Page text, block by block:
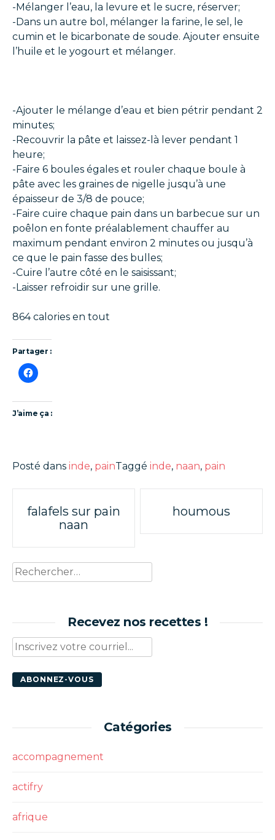
-Mélanger l’eau, la levure et le sucre, réserver;
-Dans un autre bol, mélanger la farine, le sel, le
cumin et le bicarbonate de soude. Ajouter ensuite
l’huile et le yogourt et mélanger.
-Ajouter le mélange d’eau et bien pétrir pendant 2
minutes;
-Recouvrir la pâte et laissez-là lever pendant 1
heure;
-Faire 6 boules égales et rouler chaque boule à
pâte avec les graines de nigelle jusqu’à une
épaisseur de 3/8 de pouce;
-Faire cuire chaque pain dans un barbecue sur un
poêlon en fonte préalablement chauffer au
maximum pendant environ 2 minutes ou jusqu’à
ce que le pain fasse des bulles;
-Cuire l’autre côté en le saisissant;
-Laisser refroidir sur une grille.
864 calories en tout
Partager :
J’aime ça :
Posté dans inde, painTaggé inde, naan, pain
Poste
navigation
falafels sur pain
naan
houmous
Rechercher :
Recevez nos recettes !
Catégories
accompagnement
actifry
afrique